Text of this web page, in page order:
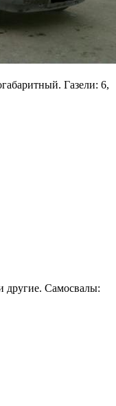
Газели: 6,
другие. Самосвалы: